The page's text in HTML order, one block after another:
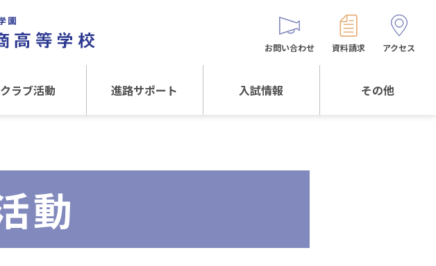
クラブ活動
文化クラブ
進路サポート 入試情報 その他
お問い合わせ 資料請求 アクセス
動